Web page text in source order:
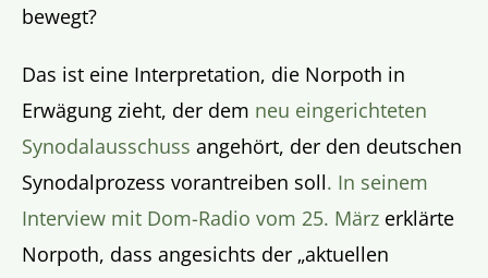
bewegt?
Das ist eine Interpretation, die Norpoth in
Erwägung zieht, der dem neu eingerichteten
Synodalausschuss angehört, der den deutschen
Synodalprozess vorantreiben soll. In seinem
Interview mit Dom-Radio vom 25. März erklärte
Norpoth, dass angesichts der „aktuellen